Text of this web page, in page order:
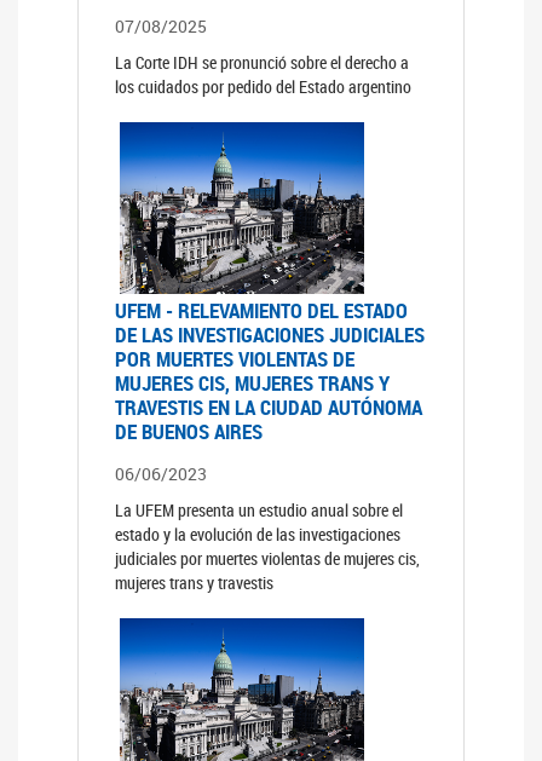
07/08/2025
La Corte IDH se pronunció sobre el derecho a
los cuidados por pedido del Estado argentino
UFEM - RELEVAMIENTO DEL ESTADO
DE LAS INVESTIGACIONES JUDICIALES
POR MUERTES VIOLENTAS DE
MUJERES CIS, MUJERES TRANS Y
TRAVESTIS EN LA CIUDAD AUTÓNOMA
DE BUENOS AIRES
06/06/2023
La UFEM presenta un estudio anual sobre el
estado y la evolución de las investigaciones
judiciales por muertes violentas de mujeres cis,
mujeres trans y travestis